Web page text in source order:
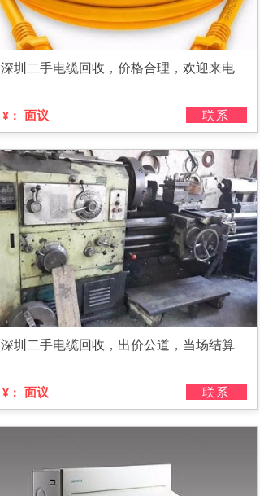
深圳二手电缆回收，价格合理，欢迎来电
¥： 面议 联系
深圳二手电缆回收，出价公道，当场结算
¥： 面议 联系